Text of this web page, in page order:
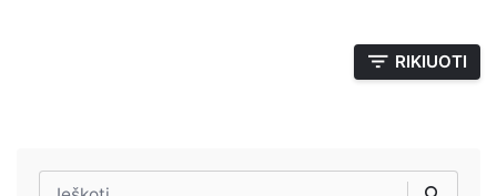
RIKIUOTI
Ieškoti